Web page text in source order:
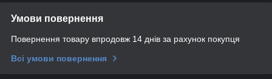
Умови повернення
Повернення товару впродовж 14 днів за рахунок покупця
Всі умови повернення